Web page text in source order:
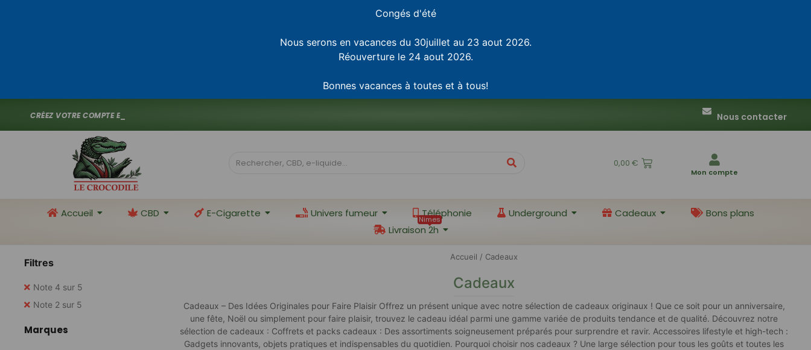
Congés d'été
Nous serons en vacances du 30juillet au 23 aout 2026.
Réouverture le 24 aout 2026.
Bonnes vacances à toutes et à tous!
CRÉEZ VOTRE COMPTE E Nous contacter
0,00 €
Mon compte
Accueil CBD E-Cigarette Univers fumeur Téléphonie Underground Cadeaux
Bons plans
Livraison 2h
Nimes
Filtres
Note 4 sur 5
Note 2 sur 5
Marques
Accueil / Cadeaux
Cadeaux
Cadeaux – Des Idées Originales pour Faire Plaisir Offrez un présent unique avec notre sélection de cadeaux originaux ! Que ce soit pour un anniversaire,
une fête, Noël ou simplement pour faire plaisir, trouvez le cadeau idéal parmi une gamme variée de produits tendance et de qualité. Découvrez notre
sélection de cadeaux : Coffrets et packs cadeaux : Des assortiments soigneusement préparés pour surprendre et ravir. Accessoires lifestyle et high-tech :
Gadgets innovants, objets pratiques et indispensables du quotidien. Pourquoi choisir nos cadeaux ? Une large sélection pour tous les goûts et toutes les